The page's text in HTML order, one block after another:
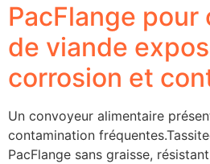
PacFlange pour
de viande
corrosion et
Un convoyeur alimentaire
contamination
PacFlange sans graisse,